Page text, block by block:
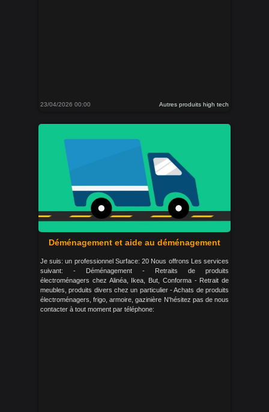
23/04/2026 00:00 Autres produits high tech
Déménagement et aide au déménagement
Je suis: un professionnel Surface: 20 Nous offrons Les services
suivant: - Déménagement - Retraits de produits
électroménagers chez Alinéa, Ikea, But, Conforma - Retrait de
meubles, produits divers chez un particulier - Achats de produits
électroménagers, frigo, armoire, gazinière N'hésitez pas de nous
contacter à tout moment par téléphone: